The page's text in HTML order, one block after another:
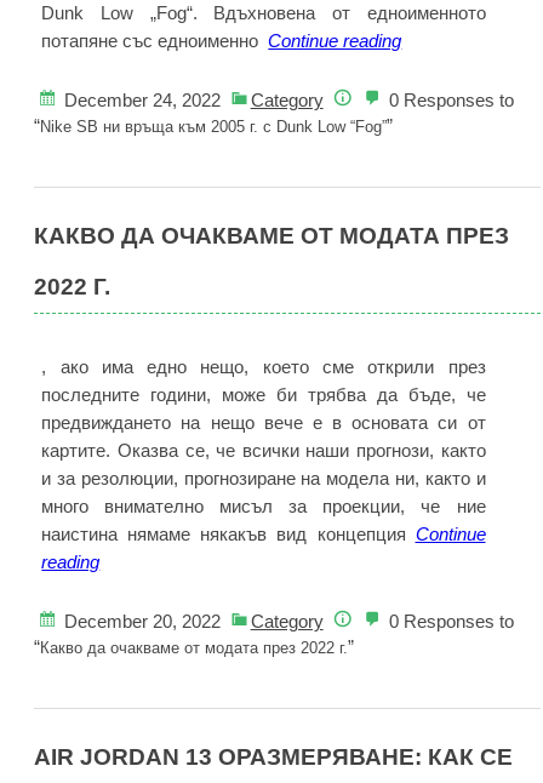
Dunk Low „Fog“. Вдъхновена от едноименното
потапяне със едноименно Continue readingNike
ни
с
“Fog”
December 24, 2022 Category
0 Responses to
“Nike SB ни връща към 2005 г. с Dunk Low “Fog””
КАКВО ДА ОЧАКВАМЕ ОТ МОДАТА ПРЕЗ
2022 Г.
, ако има едно нещо, което сме открили през
последните години, може би трябва да бъде, че
предвиждането на нещо вече е в основата си от
картите. Оказва се, че всички наши прогнози, както
и за резолюции, прогнозиране на модела ни, както и
много внимателно мисъл за проекции, че ние
наистина нямаме някакъв вид концепция Continue
readingКакво
очакваме
от
г.
December 20, 2022 Category
0 Responses to
“Какво да очакваме от модата през 2022 г.”
AIR JORDAN 13 ОРАЗМЕРЯВАНЕ: КАК СЕ